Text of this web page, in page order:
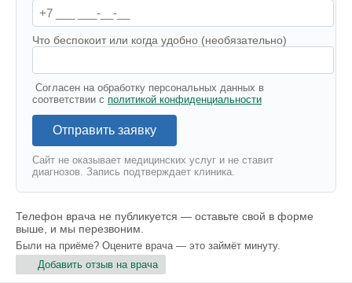
Что беспокоит или когда удобно (необязательно)
Согласен на обработку персональных данных в
соответствии с политикой конфиденциальности
Отправить заявку
Сайт не оказывает медицинских услуг и не ставит
диагнозов. Запись подтверждает клиника.
Телефон врача не публикуется — оставьте свой в форме
выше, и мы перезвоним.
Были на приёме? Оцените врача — это займёт минуту.
Добавить отзыв на врача